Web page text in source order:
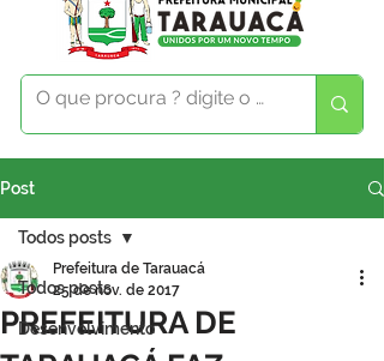
Post
Todos posts
Desenvolvimento
Todos posts
PREFEITURA DE
Prefeitura de Tarauacá
25 de nov. de 2017